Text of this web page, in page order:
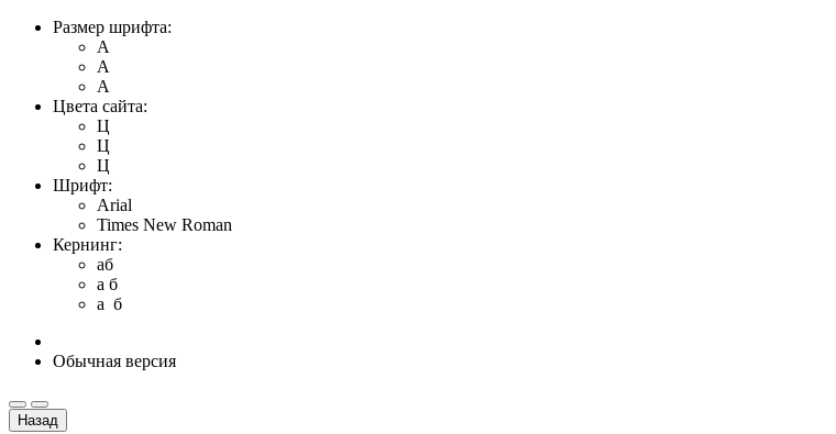
Размер шрифта:
A
A
A
Цвета сайта:
Ц
Ц
Ц
Шрифт:
Arial
Times New Roman
Кернинг:
aб
a б
a б
Обычная версия
Назад